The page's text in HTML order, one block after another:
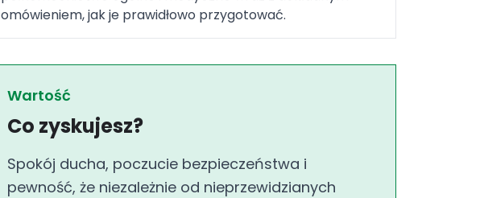
omówieniem, jak je prawidłowo przygotować.
Wartość
Co zyskujesz?
Spokój ducha, poczucie bezpieczeństwa i
pewność, że niezależnie od nieprzewidzianych